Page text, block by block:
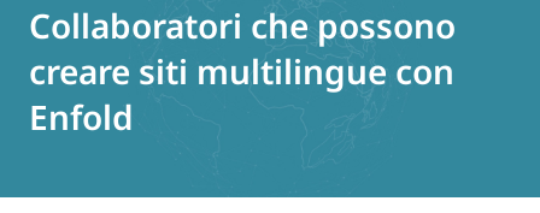
Collaboratori che possono
creare siti multilingue con
Enfold